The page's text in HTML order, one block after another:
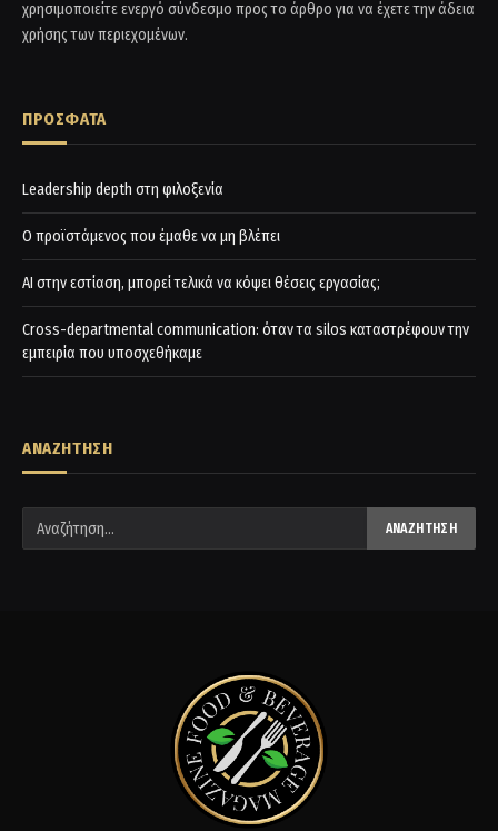
χρησιμοποιείτε ενεργό σύνδεσμο προς το άρθρο για να έχετε την άδεια
χρήσης των περιεχομένων.
ΠΡΟΣΦΑΤΑ
Leadership depth στη φιλοξενία
Ο προϊστάμενος που έμαθε να μη βλέπει
AI στην εστίαση, μπορεί τελικά να κόψει θέσεις εργασίας;
Cross-departmental communication: όταν τα silos καταστρέφουν την
εμπειρία που υποσχεθήκαμε
ΑΝΑΖΗΤΗΣΗ